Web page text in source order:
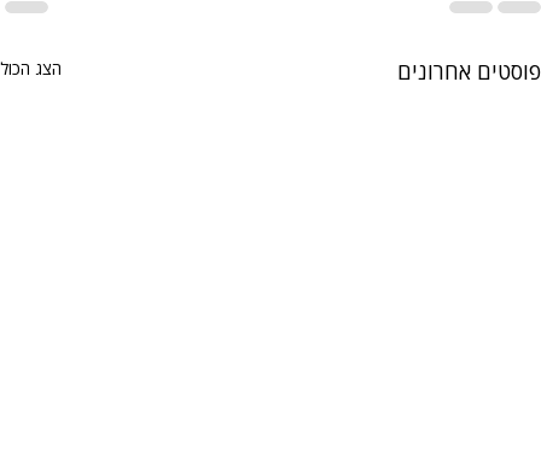
פוסטים אחרונים הצג הכול